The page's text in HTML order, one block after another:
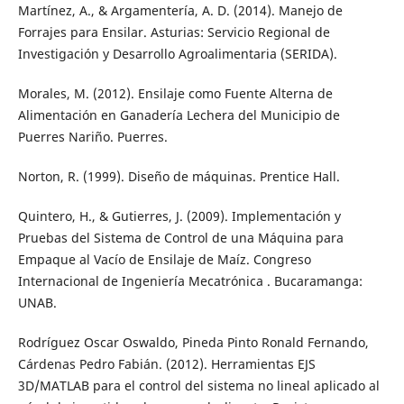
Martínez, A., & Argamentería, A. D. (2014). Manejo de
Forrajes para Ensilar. Asturias: Servicio Regional de
Investigación y Desarrollo Agroalimentaria (SERIDA).
Morales, M. (2012). Ensilaje como Fuente Alterna de
Alimentación en Ganadería Lechera del Municipio de
Puerres Nariño. Puerres.
Norton, R. (1999). Diseño de máquinas. Prentice Hall.
Quintero, H., & Gutierres, J. (2009). Implementación y
Pruebas del Sistema de Control de una Máquina para
Empaque al Vacío de Ensilaje de Maíz. Congreso
Internacional de Ingeniería Mecatrónica . Bucaramanga:
UNAB.
Rodríguez Oscar Oswaldo, Pineda Pinto Ronald Fernando,
Cárdenas Pedro Fabián. (2012). Herramientas EJS
3D/MATLAB para el control del sistema no lineal aplicado al